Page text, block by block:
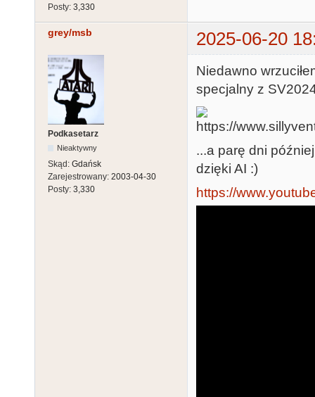
Posty: 3,330
grey/msb 2025-06-20
Podkasetarz
Nieaktywny
Skąd: Gdańsk
Zarejestrowany: 2003-04-30
Posty: 3,330
Niedawno
specjalny z
...a parę dni
dzięki AI :)
https://